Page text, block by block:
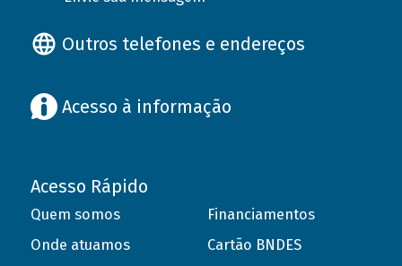
Outros telefones e endereços
Acesso à informação
Acesso Rápido
Quem somos
Onde atuamos
Financiamentos
Cartão BNDES